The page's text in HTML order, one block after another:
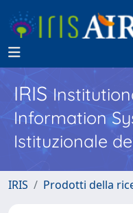
IRIS
Information
Istituzionale
IRIS Prodotti della